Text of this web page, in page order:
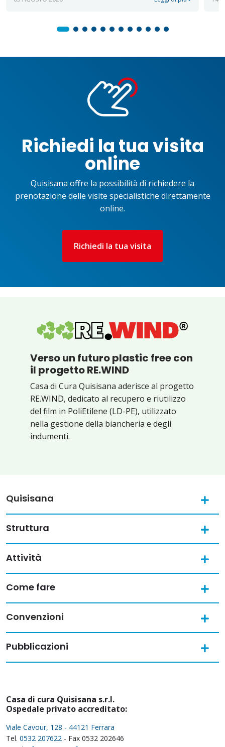
Richiedi la tua visita
online
Quisisana offre la possibilità di richiedere la
prenotazione delle visite specialistiche direttamente
online.
Richiedi la tua visita
Verso un futuro plastic free con
il progetto RE.WIND
Casa di Cura Quisisana aderisce al progetto
RE.WIND, dedicato al recupero e riutilizzo
del film in PoliEtilene (LD-PE), utilizzato
nella gestione della biancheria e degli
indumenti.
Quisisana
Struttura
Attività
Come fare
Convenzioni
Pubblicazioni
Casa di cura Quisisana s.r.l.
Ospedale privato accreditato:
Viale Cavour, 128 - 44121 Ferrara
Tel. 0532 207622 - Fax 0532 202646